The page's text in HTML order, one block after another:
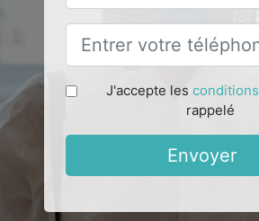
J'accepte les conditions
rappelé
Envoyer